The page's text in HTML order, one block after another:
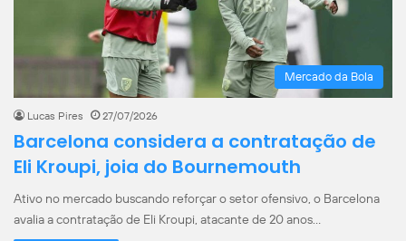
Mercado da Bola
Lucas Pires 27/07/2026
Barcelona considera a contratação de
Eli Kroupi, joia do Bournemouth
Ativo no mercado buscando reforçar o setor ofensivo, o Barcelona
avalia a contratação de Eli Kroupi, atacante de 20 anos…